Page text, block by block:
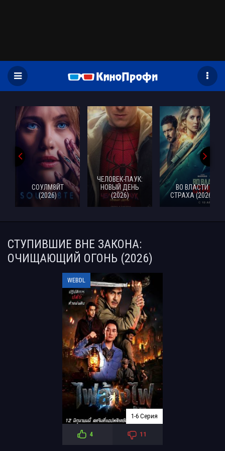
СОУЛМ8ЙТ
(2026)
ЧЕЛОВЕК-ПАУК:
НОВЫЙ ДЕНЬ
(2026)
ВО ВЛАСТИ
СТРАХА (2026)
СТУПИВШИЕ ВНЕ ЗАКОНА:
ОЧИЩАЮЩИЙ ОГОНЬ (2026)
WEBDL
1-6 Серия
4 11